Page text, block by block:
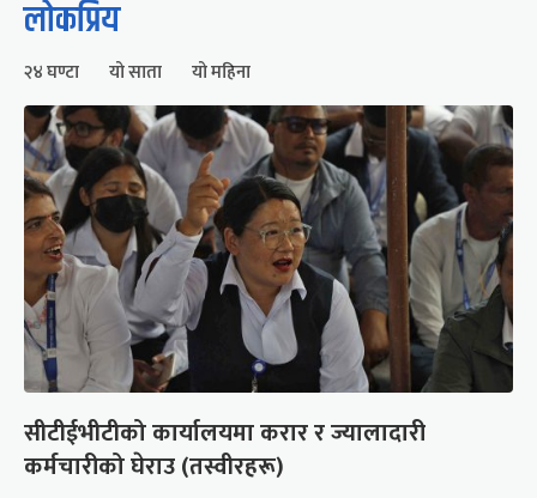
लोकप्रिय
२४ घण्टा यो साता यो महिना
सीटीईभीटीको कार्यालयमा करार र ज्यालादारी
कर्मचारीको घेराउ (तस्वीरहरू)